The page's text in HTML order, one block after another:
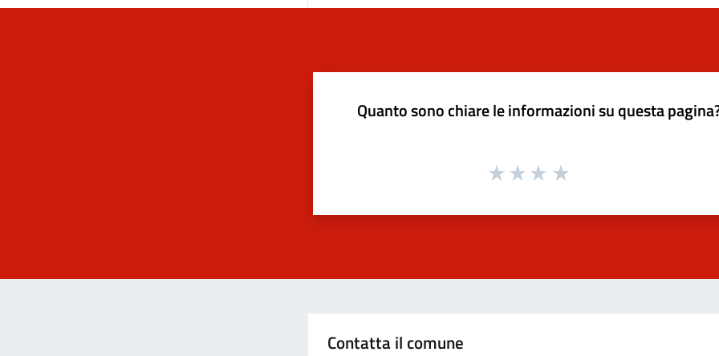
Quanto sono chiare le informazioni su questa
Contatta il comune